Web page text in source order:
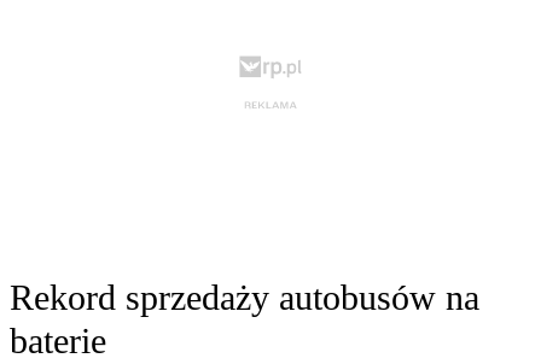
Rekord sprzedaży autobusów na
baterie